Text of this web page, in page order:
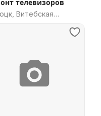
телевизоров
Витебская